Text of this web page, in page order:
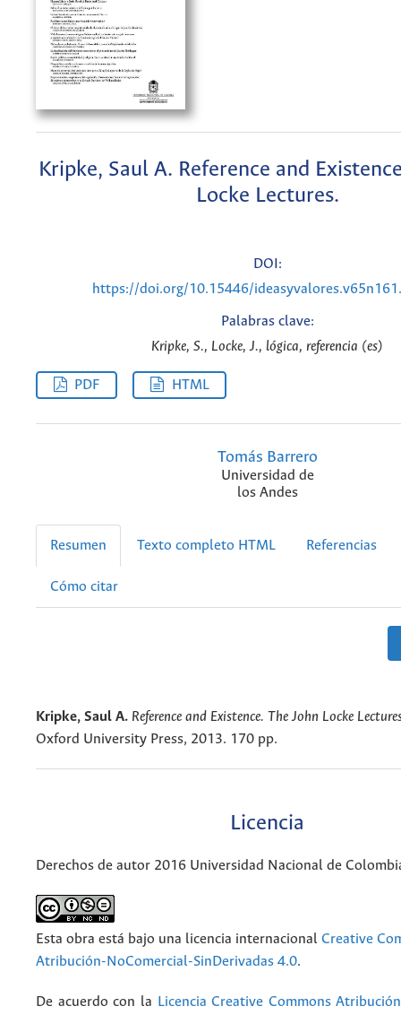
Kripke, Saul A. Reference and
Locke Lectures.
DOI:
https://doi.org/10.15446/
Palabras clave:
Kripke, S., Locke, J., lógica, referencia (es)
PDF HTML
Tomás Barrero
Universidad de
los Andes
Resumen Texto completo HTML Referencias
Cómo citar
Kripke, Saul A. Reference and Existence. The John Locke
Oxford University Press, 2013. 170 pp.
Licencia
Derechos de autor 2016 Universidad Nacional de
Esta obra está bajo una licencia internacional Creative
Atribución-NoComercial-SinDerivadas 4.0.
De acuerdo con la Licencia Creative Commons